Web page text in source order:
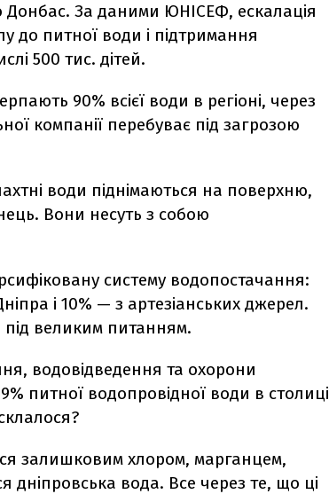
За даними ЮНІСЕФ, ескалація
до питної води і підтримання
500 тис. дітей.
90% всієї води в регіоні, через
компанії перебуває під загрозою
води піднімаються на поверхню,
Вони несуть з собою
систему водопостачання:
і 10% — з артезіанських джерел.
під великим питанням.
водовідведення та охорони
питної водопровідної води в столиці
залишковим хлором, марганцем,
вода. Все через те, що ці